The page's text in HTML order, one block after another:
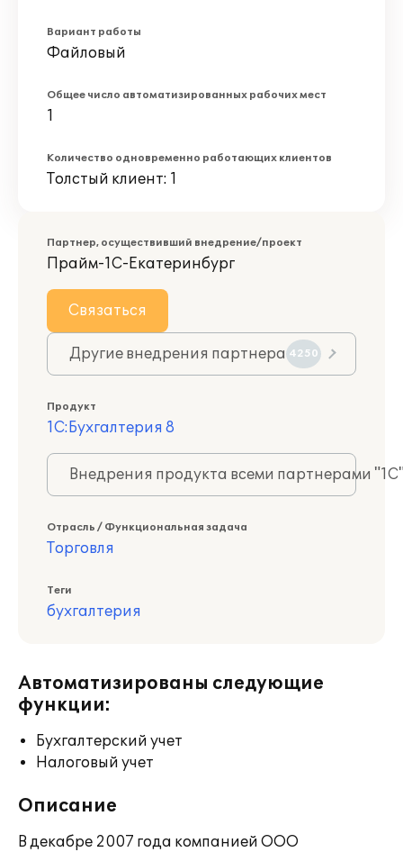
Вариант работы
Файловый
Общее число автоматизированных рабочих мест
1
Количество одновременно работающих клиентов
Толстый клиент: 1
Партнер, осуществивший внедрение/проект
Прайм-1С-Екатеринбург
Связаться
Другие внедрения партнера 4250
Продукт
1С:Бухгалтерия 8
Внедрения продукта всеми партнерами
Отрасль / Функциональная задача
Торговля
Теги
бухгалтерия
Автоматизированы следующие
функции:
Бухгалтерский учет
Налоговый учет
Описание
В декабре 2007 года компанией ООО